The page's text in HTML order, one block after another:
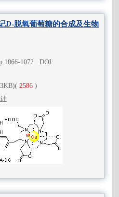
D-脱氧葡萄糖的合成及生物
1066-1072 DOI:
( 2586 )